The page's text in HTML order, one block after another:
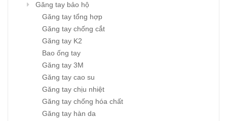
Găng tay bảo hộ
Găng tay tổng hợp
Găng tay chống cắt
Găng tay K2
Bao ống tay
Găng tay 3M
Găng tay cao su
Găng tay chịu nhiệt
Găng tay chống hóa chất
Găng tay hàn da